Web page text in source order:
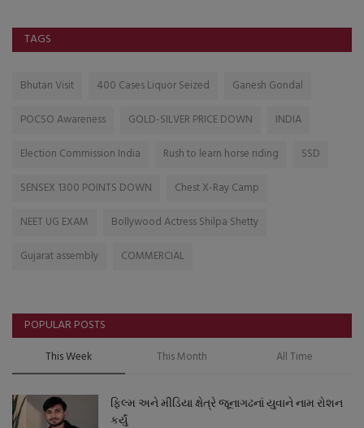
TAGS
Bhutan Visit 400 Cases Liquor Seized
Ganesh Gondal
POCSO Awareness
GOLD-SILVER PRICE DOWN
INDIA
Election Commission India
Rush to learn horse riding
SSD
SENSEX 1300 POINTS DOWN
Chest X-Ray Camp
NEET UG EXAM
Bollywood Actress Shilpa Shetty
Gujarat assembly
COMMERCIAL
POPULAR POSTS
This Week This Month All Time
ફિલ્મ અને મીડિયા ક્ષેત્રે જૂનાગઢનાં યુવાને નામ રોશન
કર્યું